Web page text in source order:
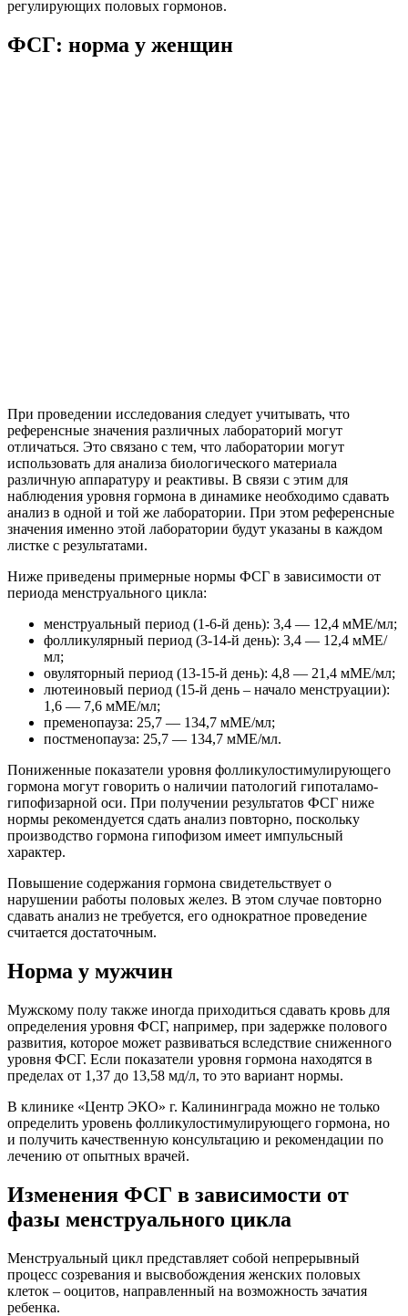
регулирующих половых гормонов.
ФСГ: норма у женщин
При проведении исследования следует учитывать, что
референсные значения различных лабораторий могут
отличаться. Это связано с тем, что лаборатории могут
использовать для анализа биологического материала
различную аппаратуру и реактивы. В связи с этим для
наблюдения уровня гормона в динамике необходимо сдавать
анализ в одной и той же лаборатории. При этом референсные
значения именно этой лаборатории будут указаны в каждом
листке с результатами.
Ниже приведены примерные нормы ФСГ в зависимости от
периода менструального цикла:
менструальный период (1-6-й день): 3,4 — 12,4 мМЕ/мл;
фолликулярный период (3-14-й день): 3,4 — 12,4 мМЕ/
мл;
овуляторный период (13-15-й день): 4,8 — 21,4 мМЕ/мл;
лютеиновый период (15-й день – начало менструации):
1,6 — 7,6 мМЕ/мл;
пременопауза: 25,7 — 134,7 мМЕ/мл;
постменопауза: 25,7 — 134,7 мМЕ/мл.
Пониженные показатели уровня фолликулостимулирующего
гормона могут говорить о наличии патологий гипоталамо-
гипофизарной оси. При получении результатов ФСГ ниже
нормы рекомендуется сдать анализ повторно, поскольку
производство гормона гипофизом имеет импульсный
характер.
Повышение содержания гормона свидетельствует о
нарушении работы половых желез. В этом случае повторно
сдавать анализ не требуется, его однократное проведение
считается достаточным.
Норма у мужчин
Мужскому полу также иногда приходиться сдавать кровь для
определения уровня ФСГ, например, при задержке полового
развития, которое может развиваться вследствие сниженного
уровня ФСГ. Если показатели уровня гормона находятся в
пределах от 1,37 до 13,58 мд/л, то это вариант нормы.
В клинике «Центр ЭКО» г. Калининграда можно не только
определить уровень фолликулостимулирующего гормона, но
и получить качественную консультацию и рекомендации по
лечению от опытных врачей.
Изменения ФСГ в зависимости от
фазы менструального цикла
Менструальный цикл представляет собой непрерывный
процесс созревания и высвобождения женских половых
клеток – ооцитов, направленный на возможность зачатия
ребенка.